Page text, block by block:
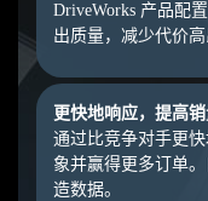
DriveWorks 产品配
出质量，减少代价
更快地响应，提高
通过比竞争对手更
象并赢得更多订单
造数据。